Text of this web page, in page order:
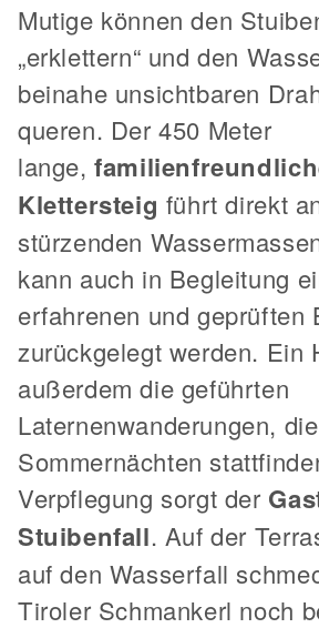
Mutige können den
„erklettern“ und den
beinahe unsichtbaren
queren. Der 450 Meter
lange,
Klettersteig führt direkt
stürzenden
kann auch in Begleitung
erfahrenen und geprüften
zurückgelegt werden. Ein
außerdem die geführten
Laternenwanderungen,
Sommernächten
Verpflegung sorgt der
Stuibenfall. Auf der
auf den Wasserfall
Tiroler Schmankerl noch